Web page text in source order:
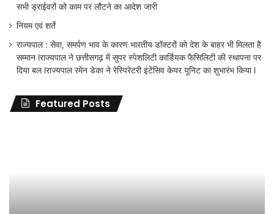
सभी ड्राईवरों को काम पर लौटने का आदेश जारी
नियम एवं शर्ते
राज्यपाल : सेवा, समर्पण भाव के कारण भारतीय डॉक्टरों को देश के बाहर भी मिलता है
सम्मान lराज्यपाल ने छत्तीसगढ़ में सुपर स्पेशलिटी कार्डियक फैसिलिटी की स्थापना पर
दिया बल lराज्यपाल रमेन डेका ने रेस्पिरेटरी इंटेंसिव केयर यूनिट का शुभारंभ किया l
Featured Posts